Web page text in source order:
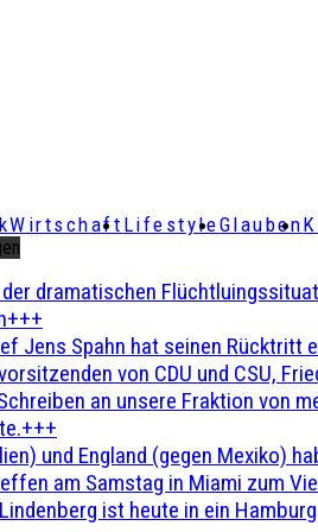
Wirtschaft LifestyleGlauben
dramatischen
Jens Spahn hat seinen Rücktritt
von CDU und CSU,
an unsere Fraktion von
und England (gegen Mexiko)
am Samstag in Miami zum
ist heute in ein